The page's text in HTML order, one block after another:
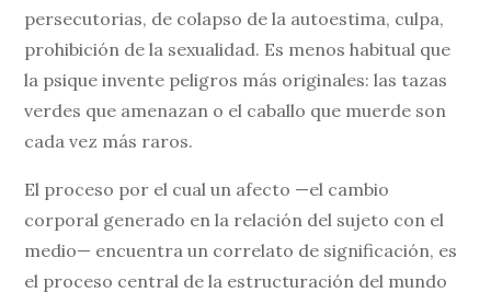
persecutorias, de colapso de la autoestima, culpa,
prohibición de la sexualidad. Es menos habitual que
la psique invente peligros más originales: las tazas
verdes que amenazan o el caballo que muerde son
cada vez más raros.
El proceso por el cual un afecto —el cambio
corporal generado en la relación del sujeto con el
medio— encuentra un correlato de significación, es
el proceso central de la estructuración del mundo